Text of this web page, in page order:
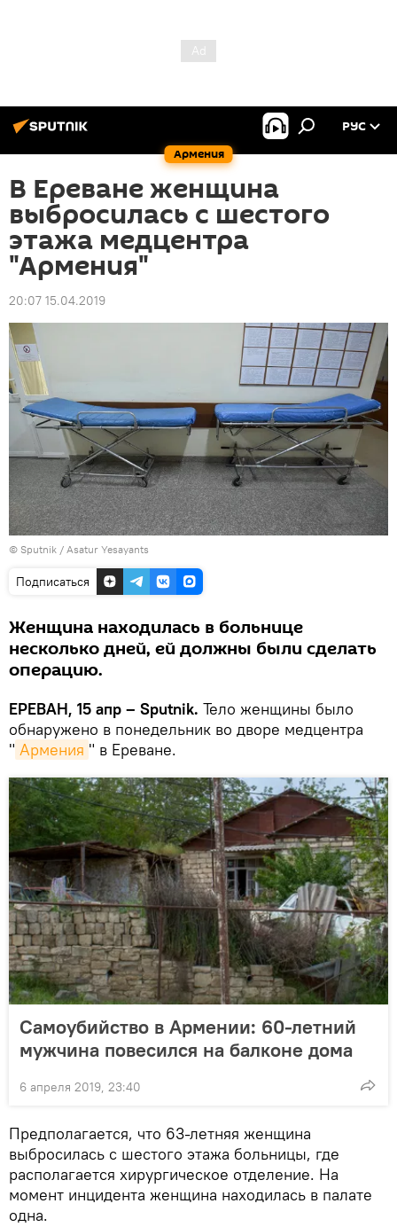
Армения
РУС
В Ереване женщина
выбросилась с шестого
этажа медцентра
"Армения"
20:07 15.04.2019
© Sputnik / Asatur Yesayants
Подписаться
Женщина находилась в больнице
несколько дней, ей должны были сделать
операцию.
ЕРЕВАН, 15 апр – Sputnik. Тело женщины было
обнаружено в понедельник во дворе медцентра
" Армения " в Ереване.
Самоубийство в Армении: 60-летний
мужчина повесился на балконе дома
6 апреля 2019, 23:40
Предполагается, что 63-летняя женщина
выбросилась с шестого этажа больницы, где
располагается хирургическое отделение. На
момент инцидента женщина находилась в палате
одна.